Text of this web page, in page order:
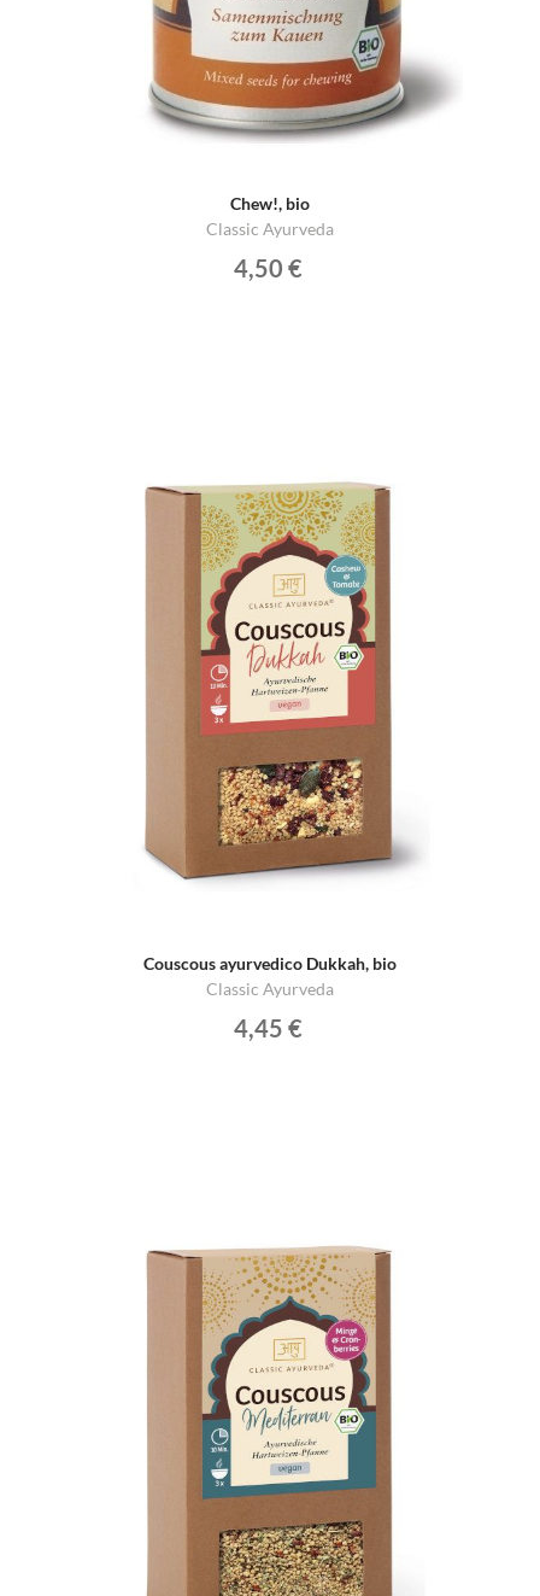
Chew!, bio
Classic Ayurveda
4,50 €
Couscous ayurvedico Dukkah, bio
Classic Ayurveda
4,45 €